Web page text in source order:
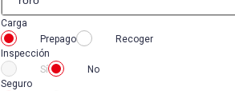
Carga
Prepago
Recoger
Inspección
Sí
No
Seguro